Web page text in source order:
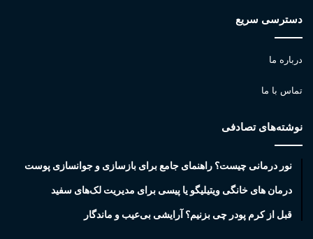
دسترسی سریع
درباره ما
تماس با ما
نوشته‌های تصادفی
نور درمانی چیست؟ راهنمای جامع برای بازسازی و جوانسازی پوست
درمان های خانگی ویتیلیگو یا پیسی برای مدیریت لک‌های سفید
قبل از کرم پودر چی بزنیم؟ آرایشی بی‌عیب و ماندگار